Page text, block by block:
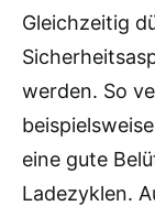
Gleichzeitig
werden. So
eine gute
Ladezyklen.